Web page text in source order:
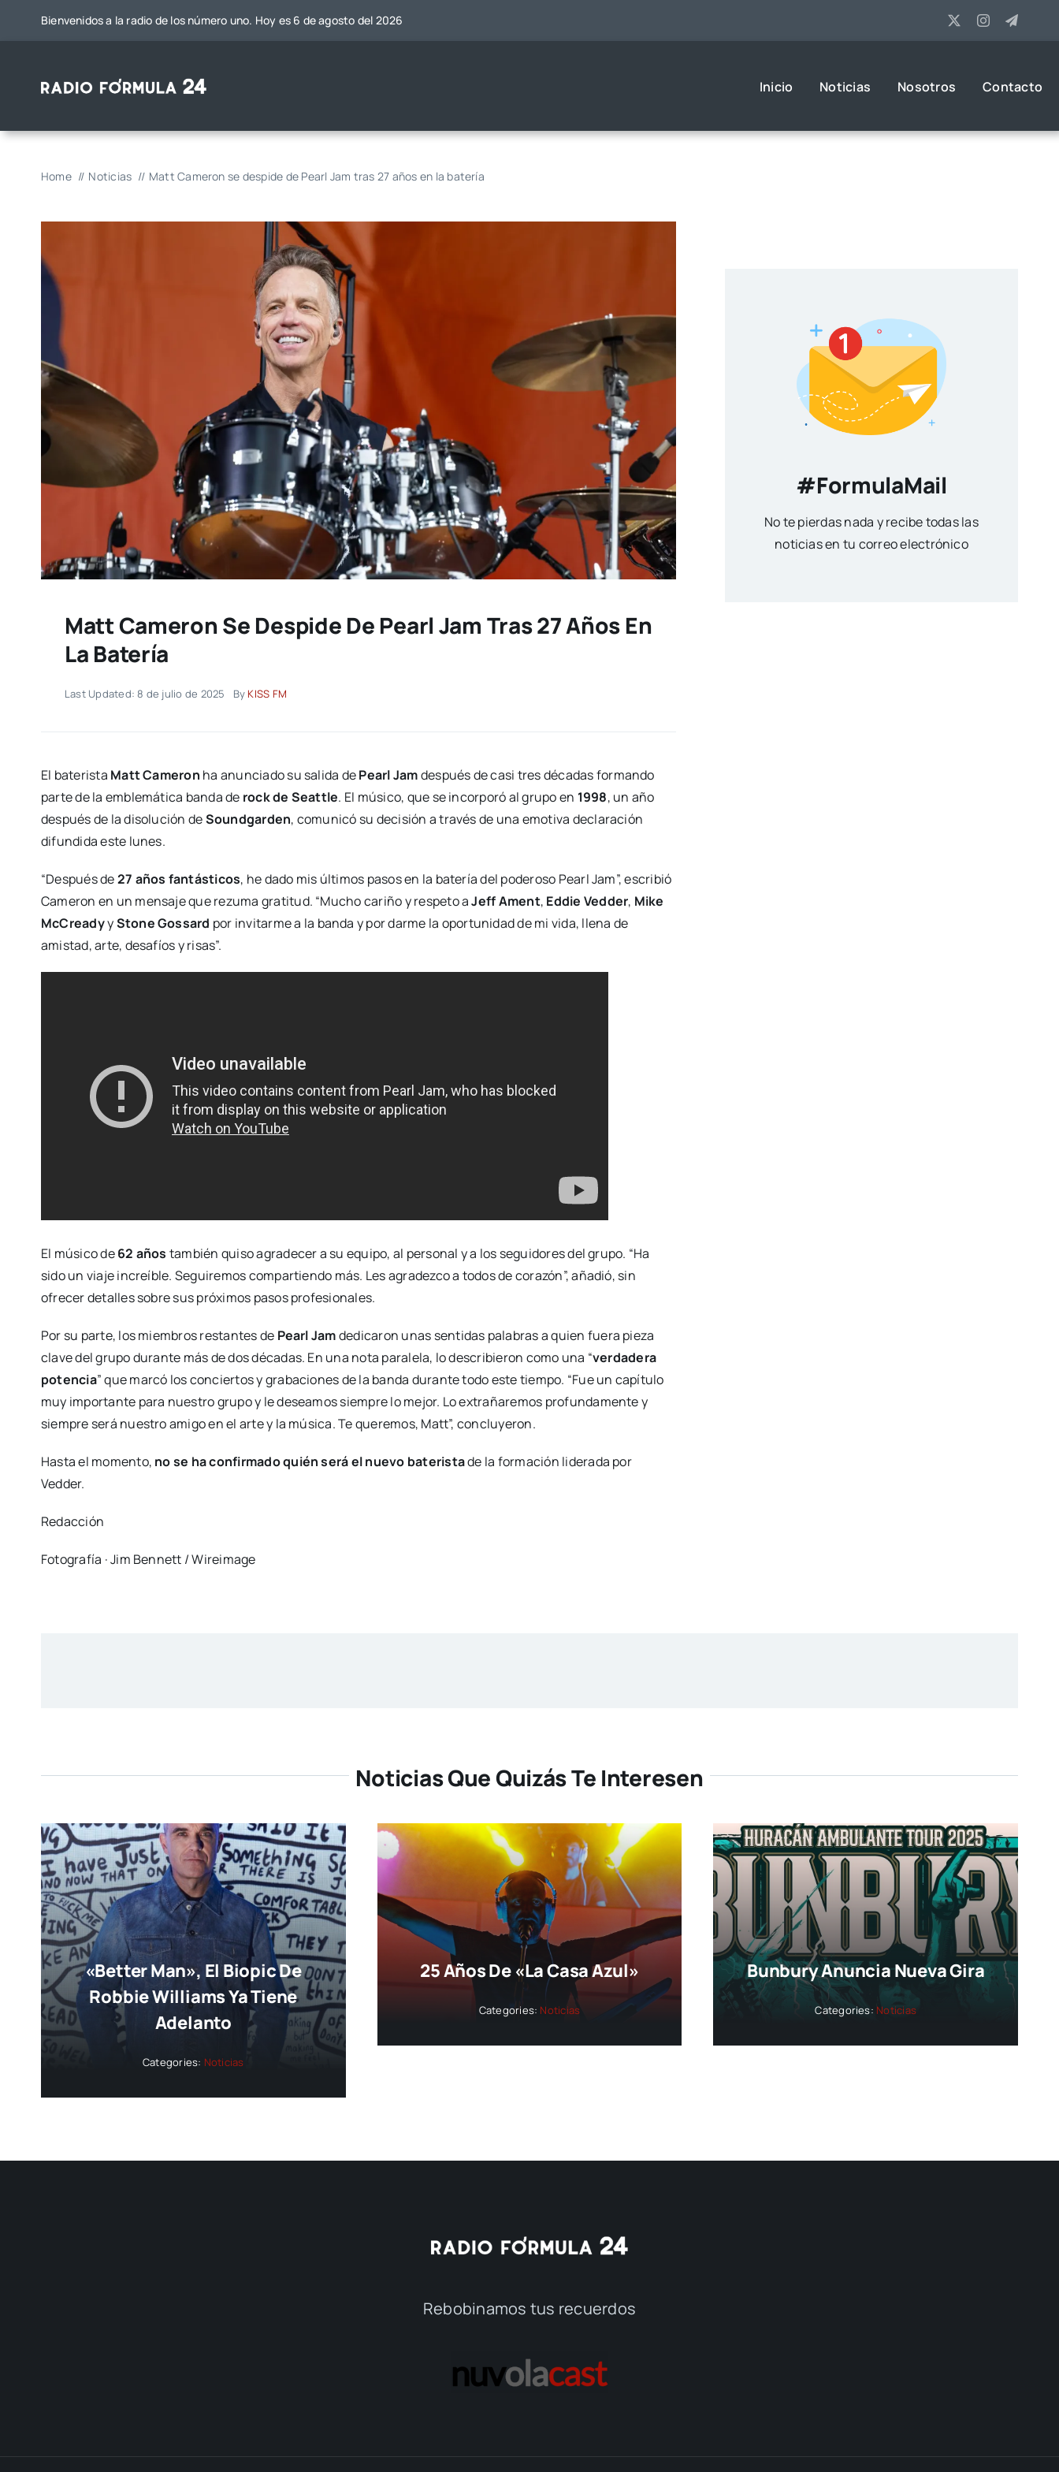
Bienvenidos a la radio de los número uno. Hoy es 6 de agosto del 2026
Inicio Noticias Nosotros Contacto
Home Noticias Matt Cameron se despide de Pearl Jam tras 27 años en la batería
Matt Cameron Se Despide De Pearl Jam Tras 27 Años En
La Batería
Last Updated: 8 de julio de 2025 By KISS FM
El baterista Matt Cameron ha anunciado su salida dePearl Jamdespués de casi tres décadas formando
parte de la emblemática banda de rock de Seattle. El músico, que se incorporó al grupo en 1998, un año
después de la disolución deSoundgarden, comunicó su decisión a través de una emotiva declaración
difundida este lunes.
“Después de27 años fantásticos, he dado mis últimos pasos en la batería del poderoso Pearl Jam”, escribió
Cameron en un mensaje que rezuma gratitud. “Mucho cariño y respeto aJeff Ament, Eddie Vedder, Mike
McCreadyyStone Gossard por invitarme a la banda y por darme la oportunidad de mi vida, llena de
amistad, arte, desafíos y risas”.
El músico de62 años también quiso agradecer a su equipo, al personal y a los seguidores del grupo. “Ha
sido un viaje increíble. Seguiremos compartiendo más. Les agradezco a todos de corazón”, añadió, sin
ofrecer detalles sobre sus próximos pasos profesionales.
Por su parte, los miembros restantes de Pearl Jamdedicaron unas sentidas palabras a quien fuera pieza
clave del grupo durante más de dos décadas. En una nota paralela, lo describieron como una “verdadera
potencia” que marcó los conciertos y grabaciones de la banda durante todo este tiempo. “Fue un capítulo
muy importante para nuestro grupo y le deseamos siempre lo mejor. Lo extrañaremos profundamente y
siempre será nuestro amigo en el arte y la música. Te queremos, Matt”, concluyeron.
Hasta el momento, no se ha confirmado quién será el nuevo bateristade la formación liderada por
Vedder.
Redacción
Fotografía · Jim Bennett / Wireimage
#FormulaMail
No te pierdas nada y recibe todas las
noticias en tu correo electrónico
Noticias Que Quizás Te Interesen
«Better Man», El Biopic De
Robbie Williams Ya Tiene
Adelanto
Categories: Noticias
25 Años De «La Casa Azul»
Categories: Noticias
Bunbury Anuncia Nueva Gira
Categories: Noticias
Rebobinamos tus recuerdos